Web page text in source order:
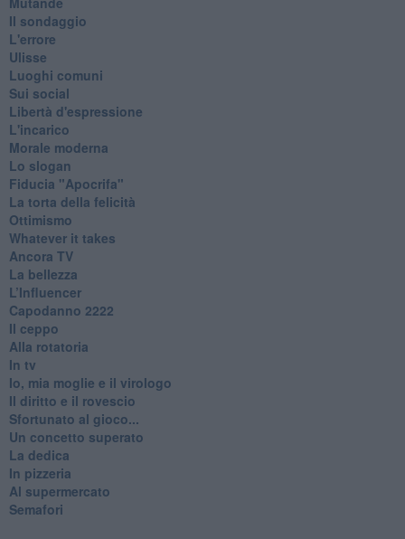
Il sondaggio
L'errore
Ulisse
Luoghi comuni
Sui social
Libertà d'espressione
L'incarico
Morale moderna
Lo slogan
Fiducia "Apocrifa"
La torta della felicità
Ottimismo
Whatever it takes
Ancora TV
La bellezza
L’Influencer
​Capodanno 2222
Il ceppo
Alla rotatoria
In tv
Io, mia moglie e il virologo
Il diritto e il rovescio
Sfortunato al gioco...
Un concetto superato
La dedica
In pizzeria
Al supermercato
Semafori